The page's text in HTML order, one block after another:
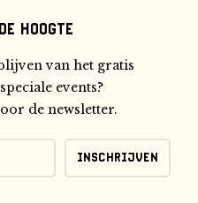
hoogte
van het gratis
events?
de newsletter.